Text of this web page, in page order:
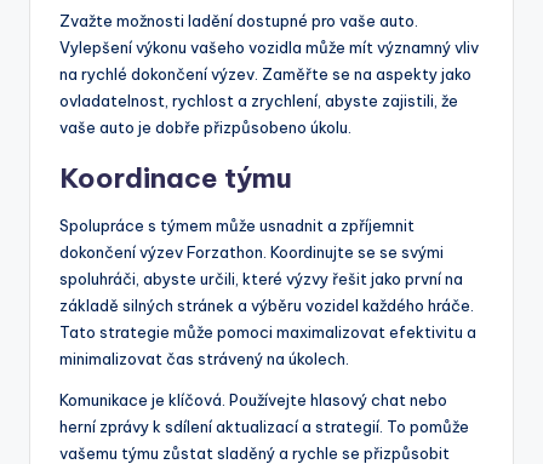
Zvažte možnosti ladění dostupné pro vaše auto.
Vylepšení výkonu vašeho vozidla může mít významný vliv
na rychlé dokončení výzev. Zaměřte se na aspekty jako
ovladatelnost, rychlost a zrychlení, abyste zajistili, že
vaše auto je dobře přizpůsobeno úkolu.
Koordinace týmu
Spolupráce s týmem může usnadnit a zpříjemnit
dokončení výzev Forzathon. Koordinujte se se svými
spoluhráči, abyste určili, které výzvy řešit jako první na
základě silných stránek a výběru vozidel každého hráče.
Tato strategie může pomoci maximalizovat efektivitu a
minimalizovat čas strávený na úkolech.
Komunikace je klíčová. Používejte hlasový chat nebo
herní zprávy k sdílení aktualizací a strategií. To pomůže
vašemu týmu zůstat sladěný a rychle se přizpůsobit